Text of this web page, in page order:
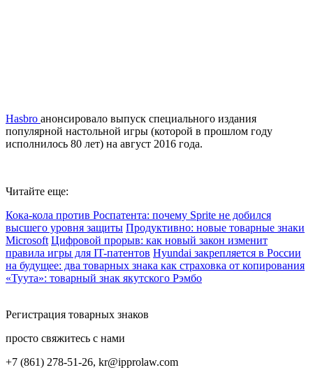
Hasbro анонсировало выпуск специального издания
популярной настольной игры (которой в прошлом году
исполнилось 80 лет) на август 2016 года.
Читайте еще:
Кока-кола против Роспатента: почему Sprite не добился
высшего уровня защиты Продуктивно: новые товарные знаки
Microsoft Цифровой прорыв: как новый закон изменит
правила игры для IT-патентов Hyundai закрепляется в России
на будущее: два товарных знака как страховка от копирования
«Туута»: товарный знак якутского Рэмбо
Регистрация товарных знаков
просто свяжитесь с нами
+7 (861) 278-51-26, kr@ipprolaw.com